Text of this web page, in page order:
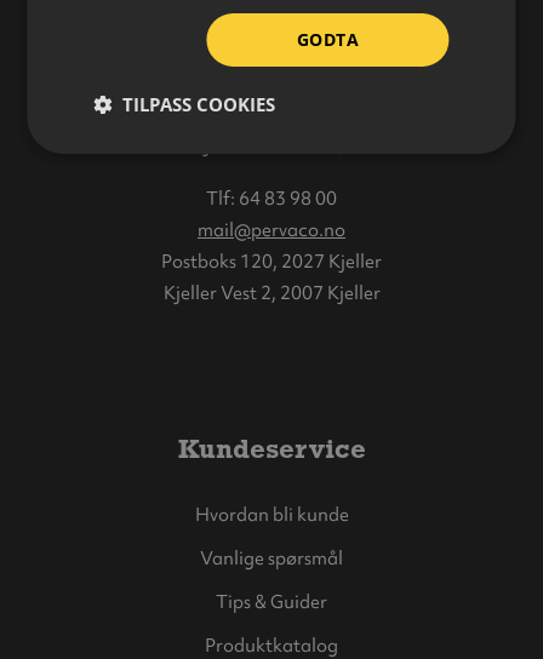
Varehus
Mandag–Fredag: 08.00–16.00
Tlf: 64 83 98 00
mail@pervaco.no
Postboks 120, 2027 Kjeller
Kjeller Vest 2, 2007 Kjeller
Kundeservice
Hvordan bli kunde
Vanlige spørsmål
Tips & Guider
Produktkatalog
GODTA
TILPASS COOKIES